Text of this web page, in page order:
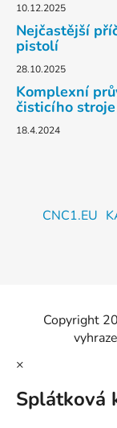
10.12.2025
Nejčastější
pistolí
28.10.2025
Komplexní
čisticího stroje
18.4.2024
CNC1.EU
Copyright
×
Splátková